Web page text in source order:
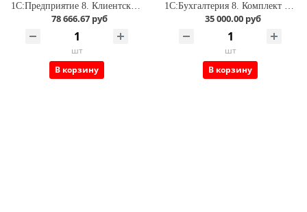
78 666.67 руб
шт
В корзину
35 000.00 руб
шт
В корзину